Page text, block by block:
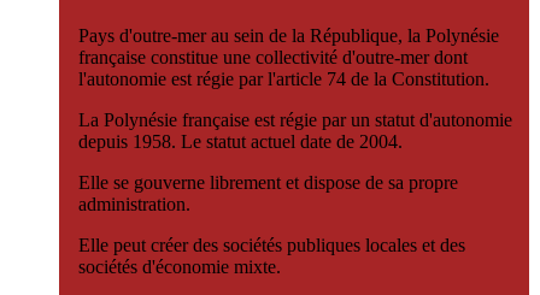
Pays d'outre-mer au sein de la République, la Polynésie
française constitue une collectivité d'outre-mer dont
l'autonomie est régie par l'article 74 de la Constitution.
La Polynésie française est régie par un statut d'autonomie
depuis 1958. Le statut actuel date de 2004.
Elle se gouverne librement et dispose de sa propre
administration.
Elle peut créer des sociétés publiques locales et des
sociétés d'économie mixte.